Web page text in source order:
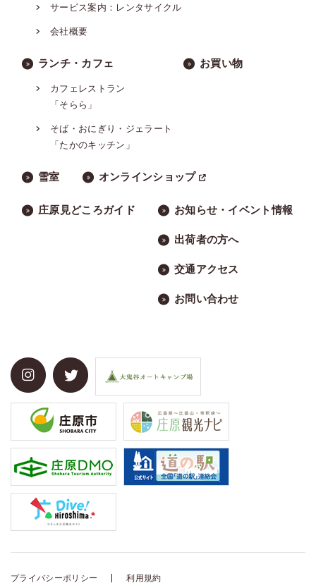
サービス案内：レンタサイクル
会社概要
ランチ・カフェ
カフェレストラン
「そらら」
そば・おにぎり・ジェラート
「たかのキッチン」
お買い物
雪室 オンラインショップ
庄原見どころガイド お知らせ・イベント情報
出荷者の方へ
交通アクセス
お問い合わせ
プライバシーポリシー 利用規約